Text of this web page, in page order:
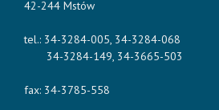
42-244 Mstów
tel.: 34-3284-005, 34-3284-068
34-3284-149, 34-3665-503
fax: 34-3785-558